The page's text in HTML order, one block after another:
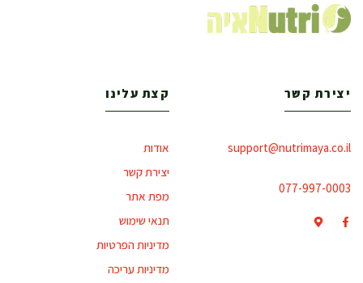
יצירת קשר
support@nutrimaya.co.il
077-997-0003
קצת עלינו
אודות
יצירת קשר
מפת אתר
תנאי שימוש
מדיניות הפרטיות
מדיניות עריכה